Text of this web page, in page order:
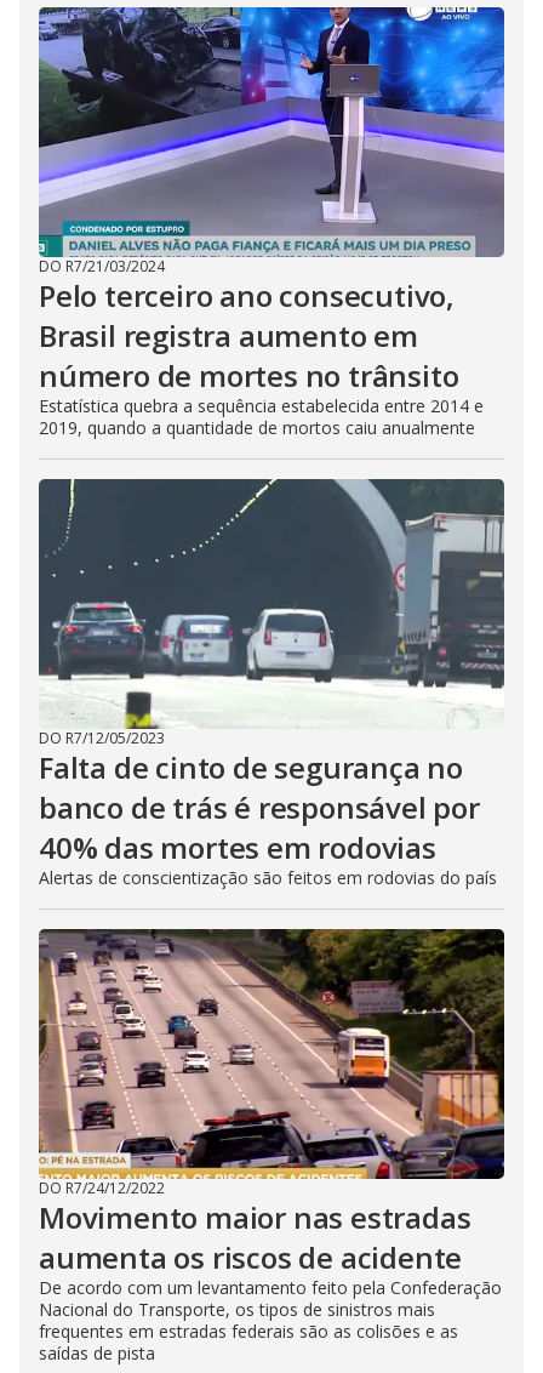
DO R7/21/03/2024
Pelo terceiro ano consecutivo,
Brasil registra aumento em
número de mortes no trânsito
Estatística quebra a sequência estabelecida entre 2014 e
2019, quando a quantidade de mortos caiu anualmente
DO R7/12/05/2023
Falta de cinto de segurança no
banco de trás é responsável por
40% das mortes em rodovias
Alertas de conscientização são feitos em rodovias do país
DO R7/24/12/2022
Movimento maior nas estradas
aumenta os riscos de acidente
De acordo com um levantamento feito pela Confederação
Nacional do Transporte, os tipos de sinistros mais
frequentes em estradas federais são as colisões e as
saídas de pista